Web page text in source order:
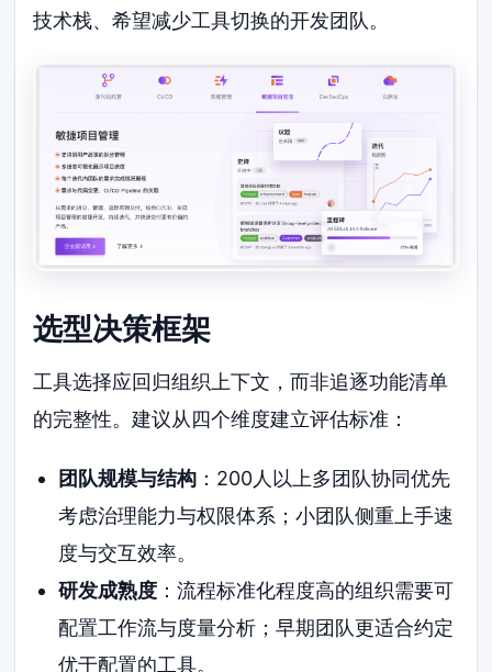
技术栈、希望减少工具切换的开发团队。
选型决策框架
工具选择应回归组织上下文，而非追逐功能清单
的完整性。建议从四个维度建立评估标准：
团队规模与结构：200人以上多团队协同优先
考虑治理能力与权限体系；小团队侧重上手速
度与交互效率。
研发成熟度：流程标准化程度高的组织需要可
配置工作流与度量分析；早期团队更适合约定
优于配置的工具。